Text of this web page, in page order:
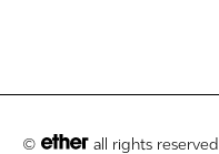
© all rights reserved